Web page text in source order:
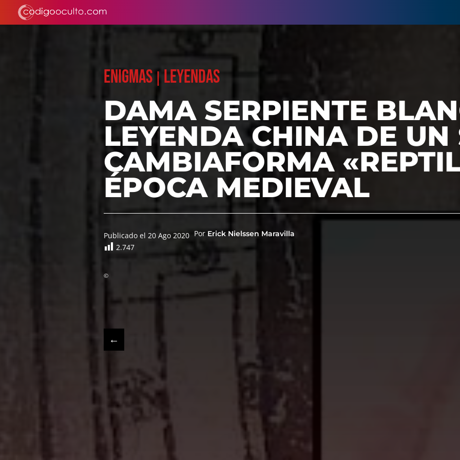
ENIGMAS| LEYENDAS
DAMA SERPIENTE
LEYENDA CHINA DE UN
CAMBIAFORMA
ÉPOCA MEDIEVAL
Publicado el 20 Ago 2020 Por Erick Nielssen Maravilla
2.747
©
←